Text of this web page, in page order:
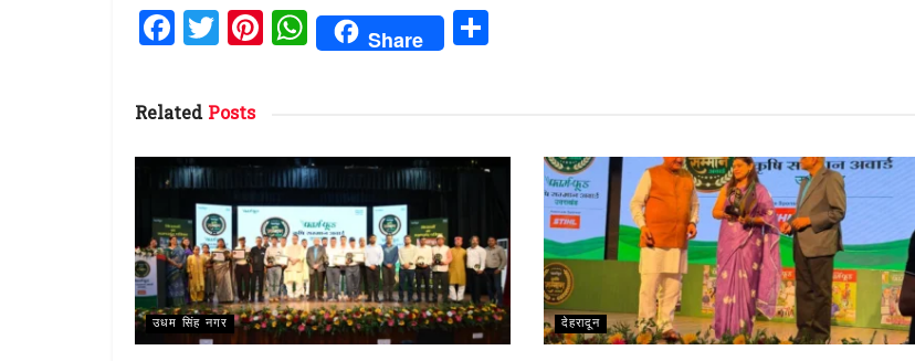
F
a
ce
b
o
o
k
T
w
it
te
r
Pi
n
st
W
h
A
p
p
Share
RelatedPosts
उधम सिंह नगर देहरादून